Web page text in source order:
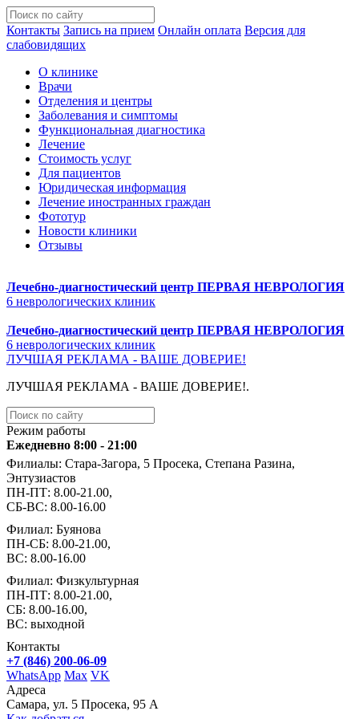
Контакты Запись на прием Онлайн оплата Версия для
слабовидящих
О клинике
Врачи
Отделения и центры
Заболевания и симптомы
Функциональная диагностика
Лечение
Стоимость услуг
Для пациентов
Юридическая информация
Лечение иностранных граждан
Фототур
Новости клиники
Отзывы
Лечебно-диагностический центр ПЕРВАЯ НЕВРОЛОГИЯ
6 неврологических клиник
Лечебно-диагностический центр ПЕРВАЯ НЕВРОЛОГИЯ
6 неврологических клиник
ЛУЧШАЯ РЕКЛАМА - ВАШЕ ДОВЕРИЕ!
ЛУЧШАЯ РЕКЛАМА - ВАШЕ ДОВЕРИЕ!.
Режим работы
Ежедневно 8:00 - 21:00
Филиалы: Стара-Загора, 5 Просека, Степана Разина,
Энтузиастов
ПН-ПТ: 8.00-21.00,
СБ-ВС: 8.00-16.00
Филиал: Буянова
ПН-СБ: 8.00-21.00,
ВС: 8.00-16.00
Филиал: Физкультурная
ПН-ПТ: 8.00-21.00,
СБ: 8.00-16.00,
ВС: выходной
Контакты
+7 (846) 200-06-09
WhatsApp Max VK
Адреса
Самара, ул. 5 Просека, 95 А